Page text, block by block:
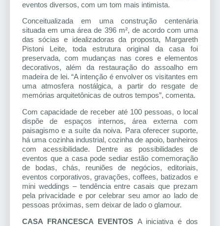
eventos diversos, com um tom mais intimista.
Conceitualizada em uma construção centenária
situada em uma área de 396 m², de acordo com uma
das sócias e idealizadoras da proposta, Margareth
Pistoni Leite, toda estrutura original da casa foi
preservada, com mudanças nas cores e elementos
decorativos, além da restauração do assoalho em
madeira de lei. “A intenção é envolver os visitantes em
uma atmosfera nostálgica, a partir do resgate de
memórias arquitetônicas de outros tempos”, comenta.
Com capacidade de receber até 100 pessoas, o local
dispõe de espaços internos, área externa com
paisagismo e a suíte da noiva. Para oferecer suporte,
há uma cozinha industrial, cozinha de apoio, banheiros
com acessibilidade. Dentre as possibilidades de
eventos que a casa pode sediar estão comemoração
de bodas, chás, reuniões de negócios, editoriais,
eventos corporativos, gravações, coffees, batizados e
mini weddings – tendência entre casais que prezam
pela privacidade e por celebrar seu amor ao lado de
pessoas próximas, sem deixar de lado o glamour.
CASA FRANCESCA EVENTOSA iniciativa é dos